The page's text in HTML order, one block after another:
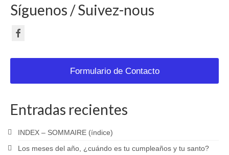
Síguenos / Suivez-nous
Formulario de Contacto
Entradas recientes
INDEX – SOMMAIRE (índice)
Los meses del año, ¿cuándo es tu cumpleaños y tu santo?